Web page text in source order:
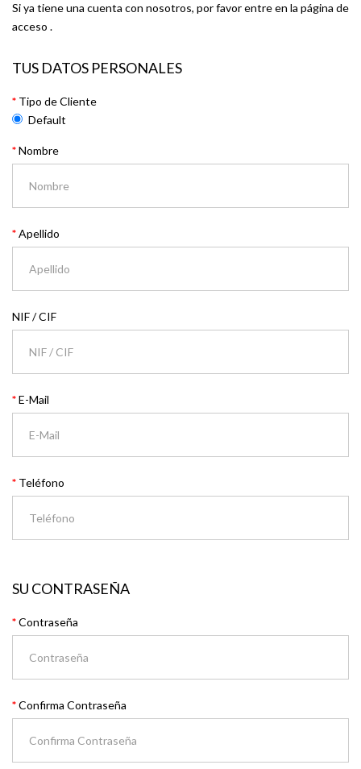
Si ya tiene una cuenta con nosotros, por favor entre en la página de
acceso .
TUS DATOS PERSONALES
Tipo de Cliente
Default
Nombre
Apellido
NIF / CIF
E-Mail
Teléfono
SU CONTRASEÑA
Contraseña
Confirma Contraseña